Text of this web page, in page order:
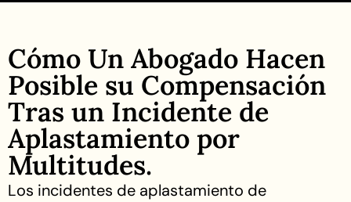
Cómo Un Abogado Hacen
Posible su Compensación
Tras un Incidente de
Aplastamiento por
Multitudes.
Los incidentes de aplastamiento de